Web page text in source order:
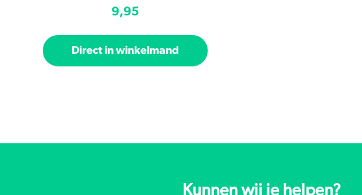
9,95
Direct in winkelmand
Kunnen wij je helpen?